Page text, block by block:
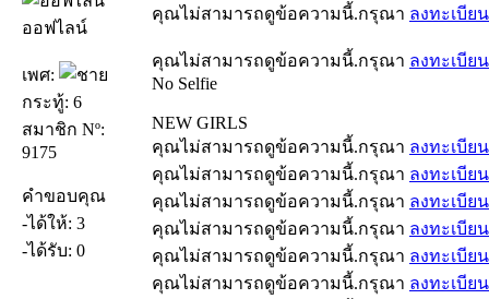
ออฟไลน์
เพศ:
กระทู้: 6
สมาชิก Nº:
9175
คำขอบคุณ
-ได้ให้: 3
-ได้รับ: 0
คุณไม่สามารถดูข้อความนี้.กรุณา ลงทะเบียน
คุณไม่สามารถดูข้อความนี้.กรุณา ลงทะเบียน
No Selfie
NEW GIRLS
คุณไม่สามารถดูข้อความนี้.กรุณา ลงทะเบียน
คุณไม่สามารถดูข้อความนี้.กรุณา ลงทะเบียน
คุณไม่สามารถดูข้อความนี้.กรุณา ลงทะเบียน
คุณไม่สามารถดูข้อความนี้.กรุณา ลงทะเบียน
คุณไม่สามารถดูข้อความนี้.กรุณา ลงทะเบียน
คุณไม่สามารถดูข้อความนี้.กรุณา ลงทะเบียน